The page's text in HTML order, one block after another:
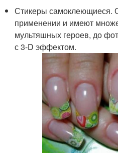
Стикеры самоклеющиеся.
применении и имеют
мультяшных героев, до
с 3-D эффектом.